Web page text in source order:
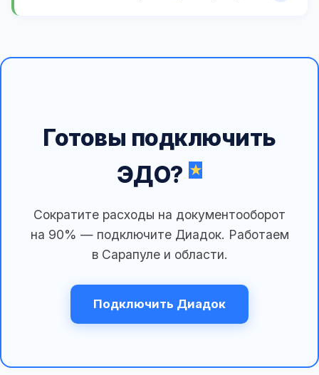
Готовы подключить
ЭДО?
Сократите расходы на документооборот
на 90% — подключите Диадок. Работаем
в Сарапуле и области.
Подключить Диадок